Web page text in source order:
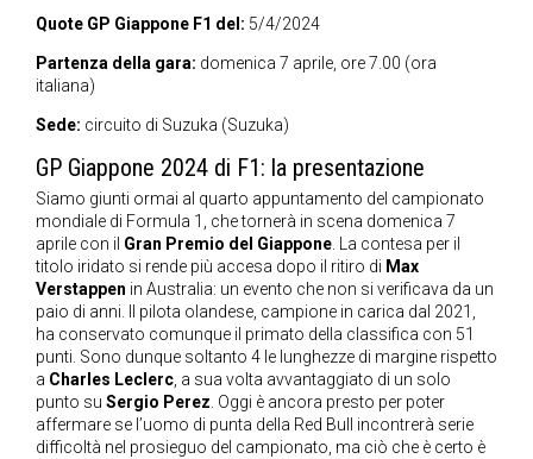
Quote GP Giappone F1 del: 5/4/2024
Partenza della gara: domenica 7 aprile, ore 7.00 (ora
italiana)
Sede: circuito di Suzuka (Suzuka)
GP Giappone 2024 di F1: la presentazione
Siamo giunti ormai al quarto appuntamento del campionato
mondiale di Formula 1, che tornerà in scena domenica 7
aprile con il Gran Premio del Giappone. La contesa per il
titolo iridato si rende più accesa dopo il ritiro di Max
Verstappen in Australia: un evento che non si verificava da un
paio di anni. Il pilota olandese, campione in carica dal 2021,
ha conservato comunque il primato della classifica con 51
punti. Sono dunque soltanto 4 le lunghezze di margine rispetto
a Charles Leclerc, a sua volta avvantaggiato di un solo
punto su Sergio Perez. Oggi è ancora presto per poter
affermare se l’uomo di punta della Red Bull incontrerà serie
difficoltà nel prosieguo del campionato, ma ciò che è certo è